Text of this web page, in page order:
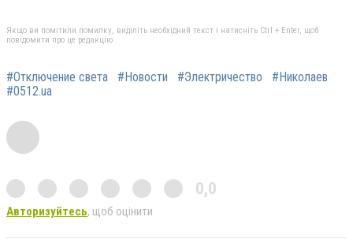
Якщо ви помітили помилку, виділіть необхідний текст і натисніть Ctrl + Enter, щоб
повідомити про це редакцію
#Отключение света #Новости #Электричество
#Николаев
#0512.ua
0,0
Авторизуйтесь, щоб оцінити